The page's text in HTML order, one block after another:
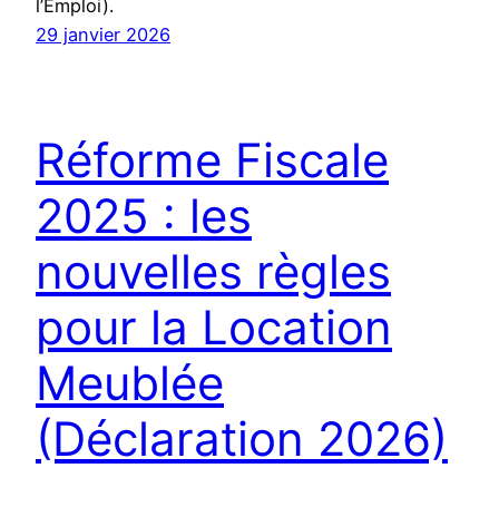
l’Emploi).
29 janvier 2026
Réforme Fiscale
2025 : les
nouvelles règles
pour la Location
Meublée
(Déclaration 2026)